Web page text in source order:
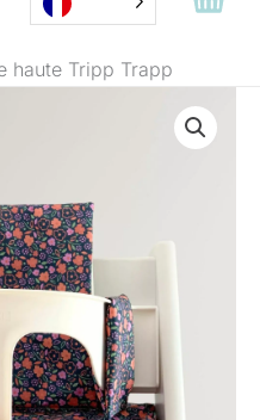
haute Tripp Trapp
€.